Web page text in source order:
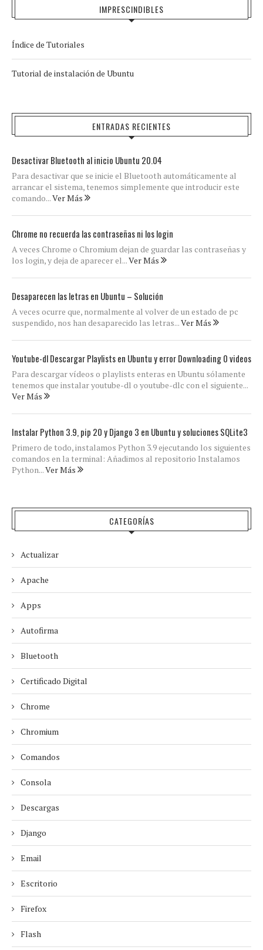
IMPRESCINDIBLES
Índice de Tutoriales
Tutorial de instalación de Ubuntu
ENTRADAS RECIENTES
Desactivar Bluetooth al inicio Ubuntu 20.04
Para desactivar que se inicie el Bluetooth automáticamente al
arrancar el sistema, tenemos simplemente que introducir este
comando...Ver Más
Chrome no recuerda las contraseñas ni los login
A veces Chrome o Chromium dejan de guardar las contraseñas y
los login, y deja de aparecer el...Ver Más
Desaparecen las letras en Ubuntu – Solución
A veces ocurre que, normalmente al volver de un estado de pc
suspendido, nos han desaparecido las letras...Ver Más
Youtube-dl Descargar Playlists en Ubuntu y error Downloading 0 videos
Para descargar vídeos o playlists enteras en Ubuntu sólamente
tenemos que instalar youtube-dl o youtube-dlc con el siguiente...
Ver Más
Instalar Python 3.9, pip 20 y Django 3 en Ubuntu y soluciones SQLite3
Primero de todo, instalamos Python 3.9 ejecutando los siguientes
comandos en la terminal: Añadimos al repositorio Instalamos
Python...Ver Más
CATEGORÍAS
Actualizar
Apache
Apps
Autofirma
Bluetooth
Certificado Digital
Chrome
Chromium
Comandos
Consola
Descargas
Django
Email
Escritorio
Firefox
Flash